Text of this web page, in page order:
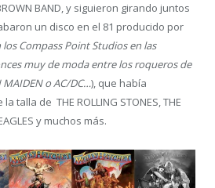
BAND, y siguieron girando juntos
un disco en el 81 producido por
Compass Point Studios en las
muy de moda entre los roqueros de
o AC/DC…), que había
talla de THE ROLLING STONES, THE
y muchos más.